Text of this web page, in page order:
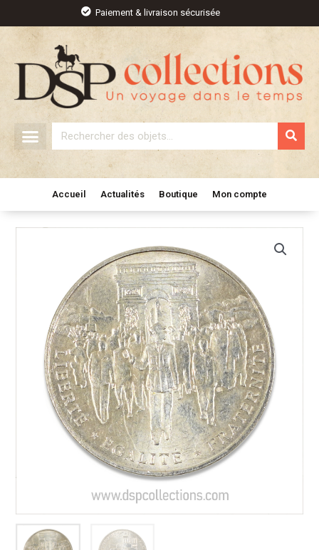
contenu
Paiement & livraison sécurisée
Rechercher
Accueil Actualités Boutique Mon compte